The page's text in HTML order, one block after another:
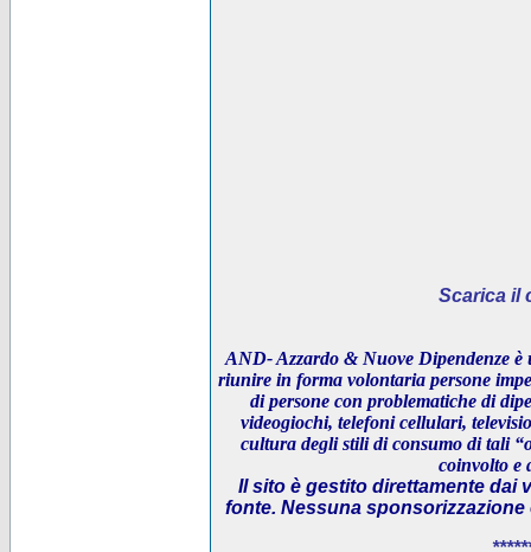
Scarica il
AND- Azzardo & Nuove Dipendenze è
riunire in forma volontaria persone
di persone con problematiche di
videogiochi, telefoni cellulari,
cultura degli stili di consumo di tali
coinvolto e
Il sito è gestito direttamente dai
fonte. Nessuna